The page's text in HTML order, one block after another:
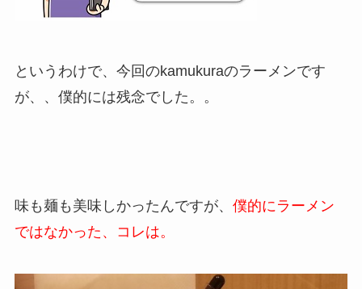
というわけで、今回のkamukuraのラーメンです
が、、僕的には残念でした。。
味も麺も美味しかったんですが、 僕的にラーメン
ではなかった、コレは。